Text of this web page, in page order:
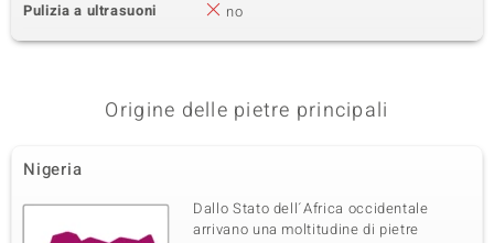
Pulizia a ultrasuoni
no
Origine delle pietre principali
Nigeria
Dallo Stato dell´Africa occidentale
arrivano una moltitudine di pietre